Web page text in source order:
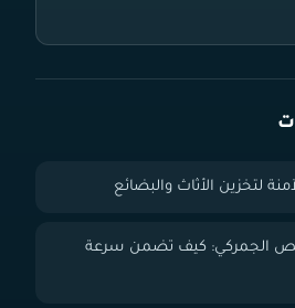
لتخزين الأثاث والبضائع
الجمركي: كيف تضمن سرعة